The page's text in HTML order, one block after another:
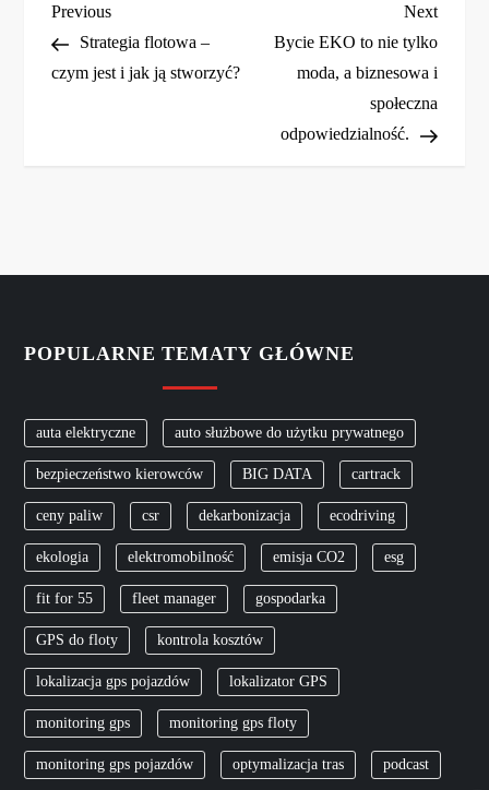
N
a
a
a
w
p
i
s
u
Previous
Post
Previous
Strategia flotowa –
czym jest i jak ją stworzyć?
Next
Post
Next
Bycie EKO to nie tylko
moda, a biznesowa i
społeczna
odpowiedzialność.
POPULARNE TEMATY GŁÓWNE
auta elektryczne auto służbowe do użytku prywatnego
bezpieczeństwo kierowców BIG DATA cartrack
ceny paliw csr dekarbonizacja ecodriving
ekologia elektromobilność emisja CO2 esg
fit for 55 fleet manager gospodarka
GPS do floty kontrola kosztów
lokalizacja gps pojazdów lokalizator GPS
monitoring gps monitoring gps floty
monitoring gps pojazdów optymalizacja tras podcast